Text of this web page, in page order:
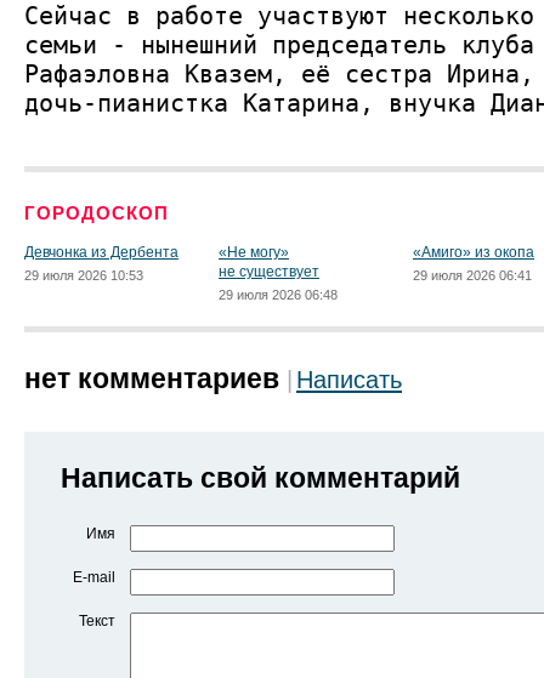
Сейчас в работе участ­вуют
семьи - нынешний председатель клуба
Рафаэловна Квазем, её сестра
дочь-пианистка Катарина, внучка
ГОРОДОСКОП
Девчонка из Дербента
29 июля 2026 10:53
«Не могу»
не существует
29 июля 2026 06:48
«Амиго» из окопа
29 июля 2026 06:41
нет комментариев Написать
Написать свой комментарий
Имя
E-mail
Текст